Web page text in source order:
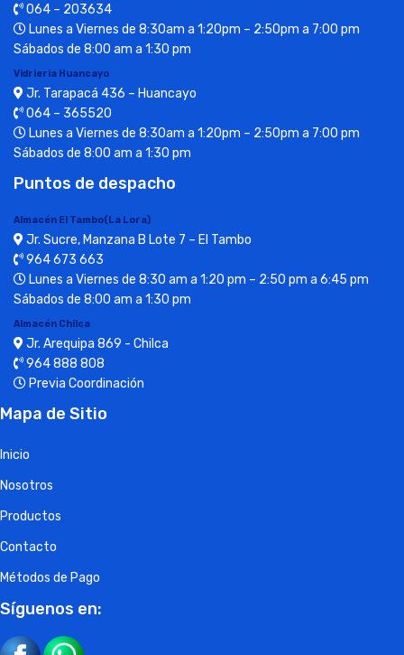
064 – 203634
Lunes a Viernes de 8:30am a 1:20pm – 2:50pm a 7:00 pm
Sábados de 8:00 am a 1:30 pm
Vidrieria Huancayo
Jr. Tarapacá 436 – Huancayo
064 – 365520
Lunes a Viernes de 8:30am a 1:20pm – 2:50pm a 7:00 pm
Sábados de 8:00 am a 1:30 pm
Puntos de despacho
Almacén El Tambo(La Lora)
Jr. Sucre, Manzana B Lote 7 – El Tambo
964 673 663
Lunes a Viernes de 8:30 am a 1:20 pm – 2:50 pm a 6:45 pm
Sábados de 8:00 am a 1:30 pm
Almacén Chilca
Jr. Arequipa 869 - Chilca
964 888 808
Previa Coordinación
Mapa de Sitio
Inicio
Nosotros
Productos
Contacto
Métodos de Pago
Síguenos en: